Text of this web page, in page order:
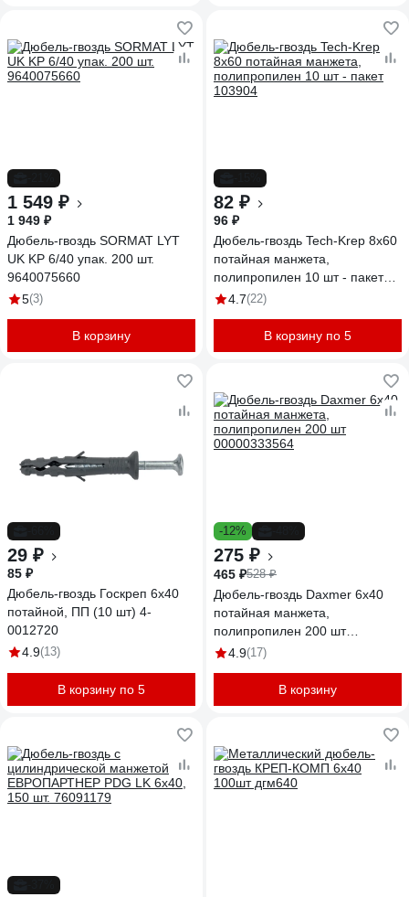
1 549 ₽
1 949 ₽
Дюбель-гвоздь SORMAT LYT
UK KP 6/40 упак. 200 шт.
9640075660
5(3)
В корзину
82 ₽
96 ₽
Дюбель-гвоздь Tech-Krep 8х60
потайная манжета,
полипропилен 10 шт - пакет
103904
4.7(22)
В корзину по 5
29 ₽
85 ₽
Дюбель-гвоздь Госкреп 6х40
потайной, ПП (10 шт) 4-
0012720
4.9(13)
В корзину по 5
-12%
275 ₽
465 ₽528 ₽
Дюбель-гвоздь Daxmer 6х40
потайная манжета,
полипропилен 200 шт
00000333564
4.9(17)
В корзину